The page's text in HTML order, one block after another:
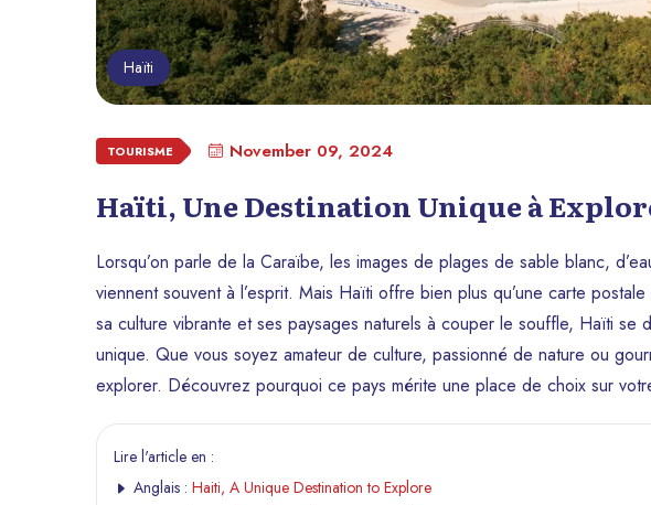
Haïti
TOURISME November 09, 2024
Haïti, Une Destination Unique à
Lorsqu’on parle de la Caraïbe, les images de plages de sable blanc,
viennent souvent à l’esprit. Mais Haïti offre bien plus qu’une carte
sa culture vibrante et ses paysages naturels à couper le souffle, Haïti se
unique. Que vous soyez amateur de culture, passionné de nature ou
explorer. Découvrez pourquoi ce pays mérite une place de choix sur
Lire l'article en :
Anglais : Haiti, A Unique Destination to Explore